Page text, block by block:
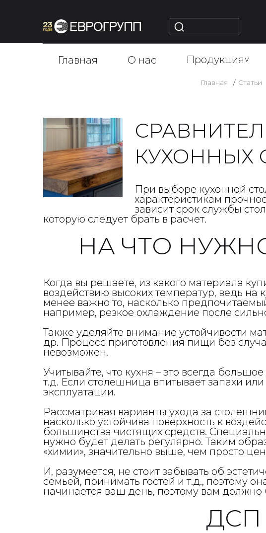
Главная О нас Продукция^
Главная Статьи
КУХОННЫХ
При выборе кухонной
характеристикам
зависит срок службы
которую следует брать в расчет.
НА ЧТО
Когда вы решаете, из какого материала
воздействию высоких температур, ведь
менее важно то, насколько
например, резкое охлаждение после
Также уделяйте внимание устойчивости
др. Процесс приготовления пищи без
невозможен.
Учитывайте, что кухня – это всегда
т.д. Если столешница впитывает запахи
эксплуатации.
Рассматривая варианты ухода за
насколько устойчива поверхность к
большинства чистящих средств.
нужно будет делать регулярно. Таким
«химии», значительно выше, чем просто
И, разумеется, не стоит забывать об
семьей, принимать гостей и т.д., поэтому
начинается ваш день, поэтому вам